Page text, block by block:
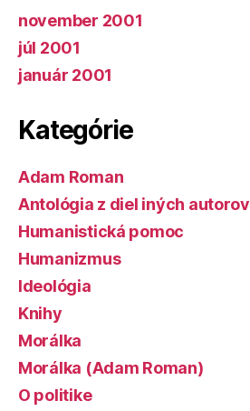
november 2001
júl 2001
január 2001
Kategórie
Adam Roman
Antológia z diel iných autorov
Humanistická pomoc
Humanizmus
Ideológia
Knihy
Morálka
Morálka (Adam Roman)
O politike